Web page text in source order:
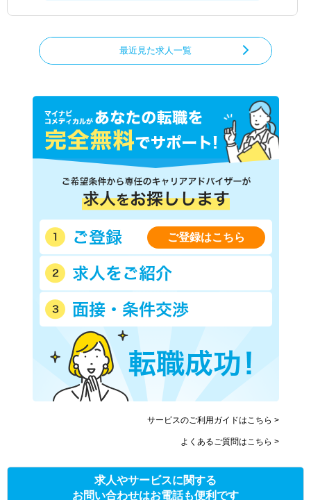
最近見た求人一覧
ご登録はこちら
サービスのご利用ガイドはこちら >
よくあるご質問はこちら >
求人やサービスに関する
お問い合わせはお電話も便利です